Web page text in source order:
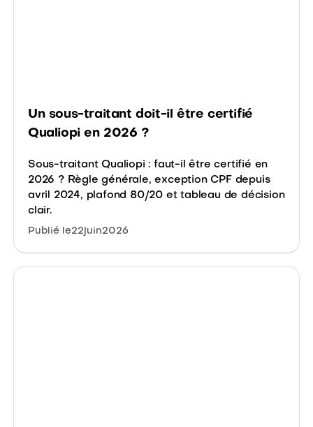
Un sous-traitant doit-il être certifié
Qualiopi en 2026 ?
Sous-traitant Qualiopi : faut-il être certifié en
2026 ? Règle générale, exception CPF depuis
avril 2024, plafond 80/20 et tableau de décision
clair.
Publié le22juin2026